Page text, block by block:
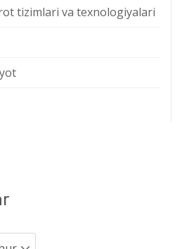
tizimlari va texnologiyalari